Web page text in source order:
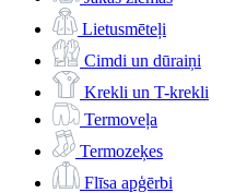
Lietusmēteļi
Cimdi un dūraiņi
Krekli un T-krekli
Termoveļa
Termozeķes
Flīsa apģērbi